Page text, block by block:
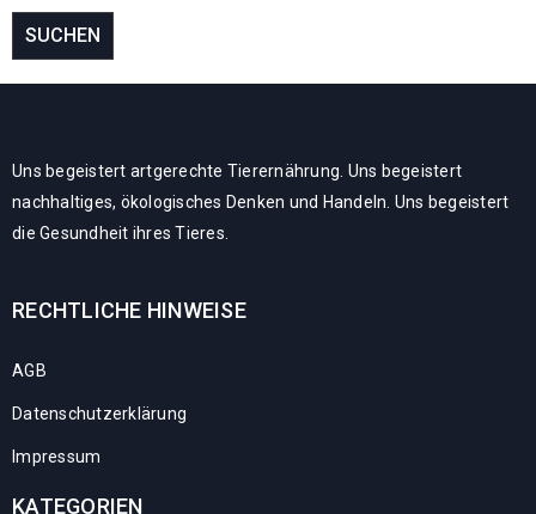
SUCHEN
Uns begeistert artgerechte Tierernährung. Uns begeistert
nachhaltiges, ökologisches Denken und Handeln. Uns begeistert
die Gesundheit ihres Tieres.
RECHTLICHE HINWEISE
AGB
Datenschutzerklärung
Impressum
KATEGORIEN